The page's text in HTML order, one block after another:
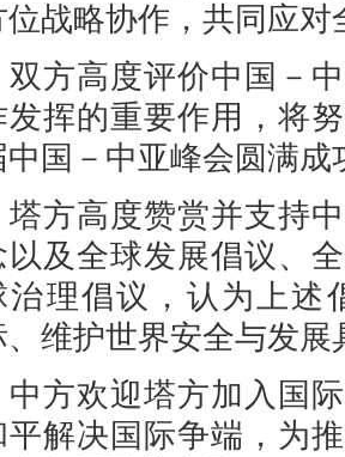
位战略协作，共同应对
双方高度评价中国－
发挥的重要作用，将
中国－中亚峰会圆满成
塔方高度赞赏并支持
以及全球发展倡议、
治理倡议，认为上述
、维护世界安全与发展
中方欢迎塔方加入国
平解决国际争端，为